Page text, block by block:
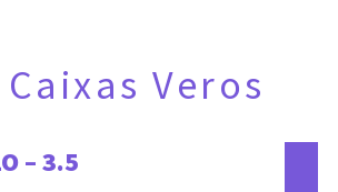
Caixas Veros
– 3.5